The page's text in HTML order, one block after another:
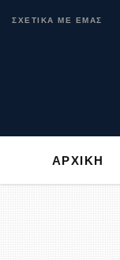
ΣΧΕΤΙΚΑ ΜΕ ΕΜΑΣ
ΑΡΧΙΚΗ
ΑΡΧΙΚΗ